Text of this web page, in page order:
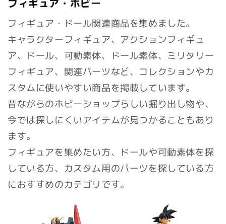
フィギュア・ドール関連商品を集めました。
キャラクターフィギュア、アクションフィギュ
ア、ドール、可動素体、ドール素体、ミリタリー
フィギュア、関連パーツなど、コレクションやカ
スタムに使いやすい商品を掲載しています。
昔ながらのホビーショップらしい掘り出し物や、
今では探しにくいアイテムが見つかることもあり
ます。
フィギュアを集めたい方、ドールや可動素体を探
している方、カスタム用のパーツを探している方
におすすめのカテゴリです。